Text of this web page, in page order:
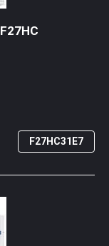
F27HC31E7